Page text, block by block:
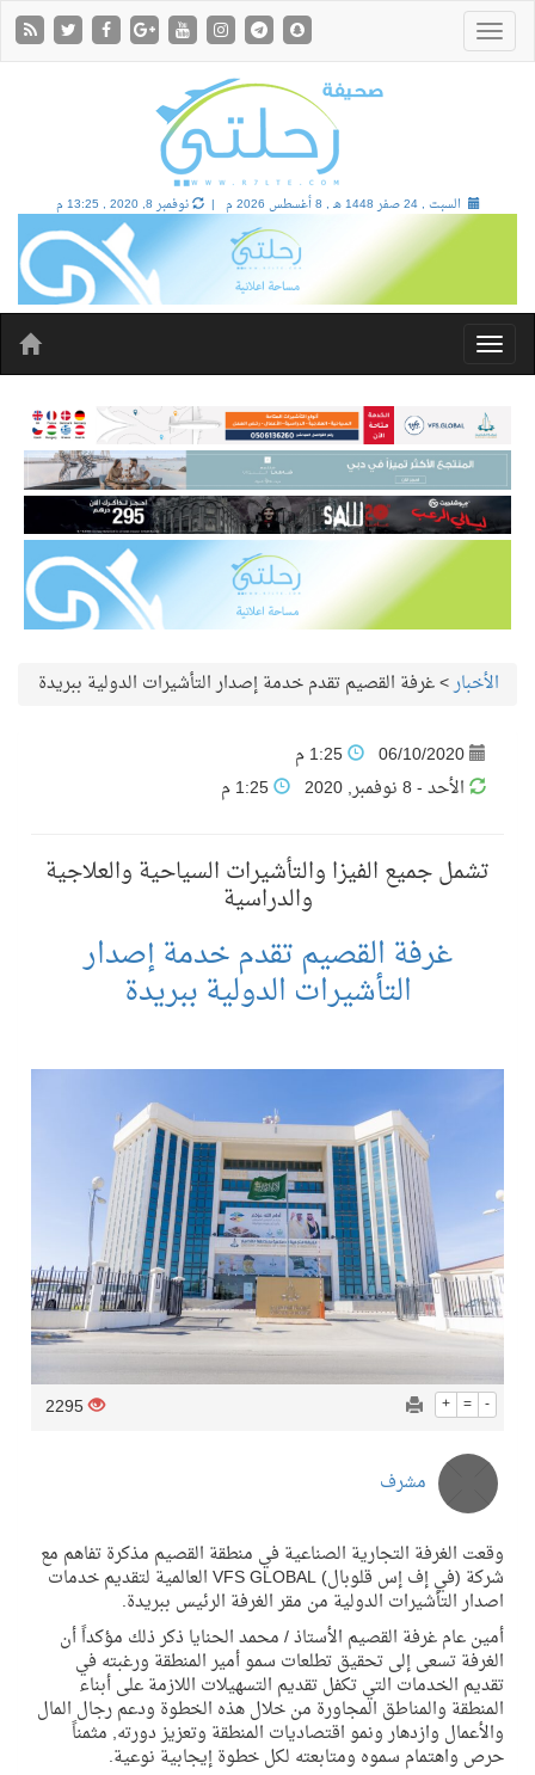
السبت , 24 صفر 1448 هـ , 8 أغسطس 2026 م | نوفمبر 8, 2020 , 13:25 م
الأخبار>غرفة القصيم تقدم خدمة إصدار التأشيرات الدولية ببريدة
06/10/2020
الأحد - 8 نوفمبر, 2020
تشمل جميع الفيزا والتأشيرات السياحية والعلاجية
والدراسية
غرفة القصيم تقدم خدمة إصدار
التأشيرات الدولية ببريدة
+ = -
2295
مشرف
وقعت الغرفة التجارية الصناعية في منطقة القصيم مذكرة تفاهم مع
شركة (في إف إس قلوبال) VFS GLOBAL العالمية لتقديم خدمات
اصدار التأشيرات الدولية من مقر الغرفة الرئيس ببريدة.
أمين عام غرفة القصيم الأستاذ / محمد الحنايا ذكر ذلك مؤكداً أن
الغرفة تسعى إلى تحقيق تطلعات سمو أمير المنطقة ورغبته في
تقديم الخدمات التي تكفل تقديم التسهيلات اللازمة على أبناء
المنطقة والمناطق المجاورة من خلال هذه الخطوة ودعم رجال المال
والأعمال وازدهار ونمو اقتصاديات المنطقة وتعزيز دورته, مثمناً
حرص واهتمام سموه ومتابعته لكل خطوة إيجابية نوعية.